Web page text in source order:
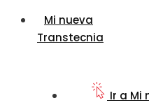
Mi nueva
Transtecnia
Ir a Mi